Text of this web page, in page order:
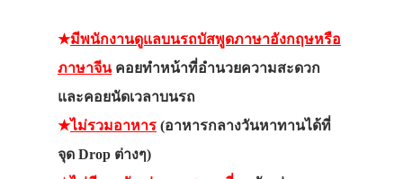
★มีพนักงานดูแลบนรถบัสพูดภาษาอังกฤษหรือ
ภาษาจีน คอยทำหน้าที่อำนวยความสะดวก
และคอยนัดเวลาบนรถ
★ไม่รวมอาหาร (อาหารกลางวันหาทานได้ที่
จุด Drop ต่างๆ)